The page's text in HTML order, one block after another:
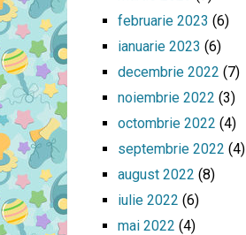
februarie 2023 (6)
ianuarie 2023 (6)
decembrie 2022 (7)
noiembrie 2022 (3)
octombrie 2022 (4)
septembrie 2022 (4)
august 2022 (8)
iulie 2022 (6)
mai 2022 (4)